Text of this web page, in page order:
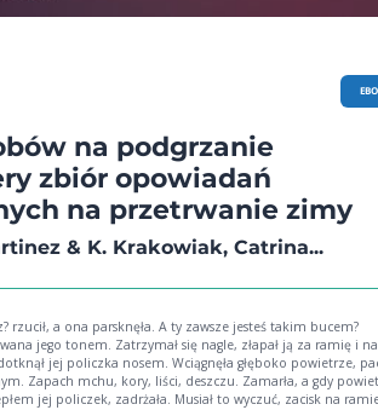
na podgrzanie
zbiór opowiadań
na przetrwanie zimy
& K. Krakowiak, Catrina...
jego tonem. Zatrzymał się nagle, złapał ją za ramię i
jej policzka nosem. Wciągnęła głęboko powietrze,
Zapach mchu, kory, liści, deszczu. Zamarła, a gdy
jej policzek, zadrżała. Musiał to wyczuć, zacisk na